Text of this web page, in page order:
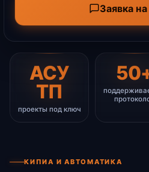
Заявка
АСУ
ТП
проекты под ключ
КИПИА И АВТОМАТИКА